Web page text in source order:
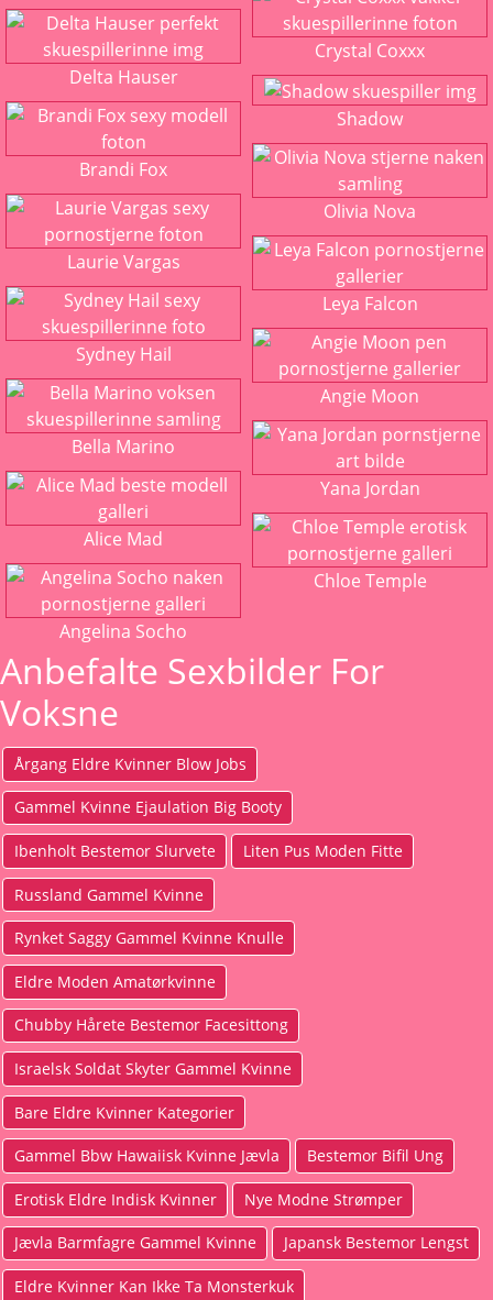
Delta Hauser
Brandi Fox
Laurie Vargas
Sydney Hail
Bella Marino
Alice Mad
Angelina Socho
Crystal Coxxx
Shadow
Olivia Nova
Leya Falcon
Angie Moon
Yana Jordan
Chloe Temple
Anbefalte Sexbilder For
Voksne
Årgang Eldre Kvinner Blow Jobs
Gammel Kvinne Ejaulation Big Booty
Ibenholt Bestemor Slurvete Liten Pus Moden Fitte
Russland Gammel Kvinne
Rynket Saggy Gammel Kvinne Knulle
Eldre Moden Amatørkvinne
Chubby Hårete Bestemor Facesittong
Israelsk Soldat Skyter Gammel Kvinne
Bare Eldre Kvinner Kategorier
Gammel Bbw Hawaiisk Kvinne Jævla Bestemor Bifil Ung
Erotisk Eldre Indisk Kvinner Nye Modne Strømper
Jævla Barmfagre Gammel Kvinne Japansk Bestemor Lengst
Eldre Kvinner Kan Ikke Ta Monsterkuk